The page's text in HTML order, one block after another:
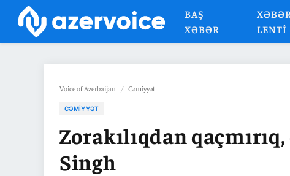
BAŞ
XƏBƏR
XƏBƏR
LENTI
Voice of Azerbaijan / Cəmiyyət
CƏMIYYƏT
Zorakılıqdan
Singh